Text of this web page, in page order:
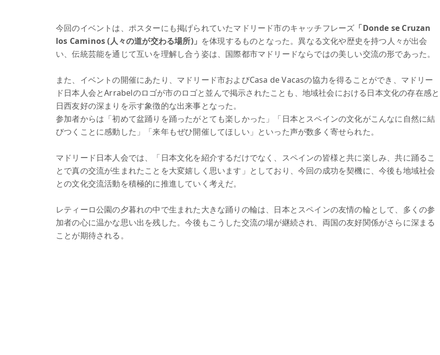
今回のイベントは、ポスターにも掲げられていたマドリード市のキャッチフレーズ 「Donde se Cruzan
los Caminos (人々の道が交わる場所)」 を体現するものとなった。異なる文化や歴史を持つ人々が出会
い、伝統芸能を通じて互いを理解し合う姿は、国際都市マドリードならではの美しい交流の形であった。
また、イベントの開催にあたり、マドリード市およびCasa de Vacasの協力を得ることができ、マドリー
ド日本人会とArrabelのロゴが市のロゴと並んで掲示されたことも、地域社会における日本文化の存在感と
日西友好の深まりを示す象徴的な出来事となった。
参加者からは「初めて盆踊りを踊ったがとても楽しかった」「日本とスペインの文化がこんなに自然に結
びつくことに感動した」「来年もぜひ開催してほしい」といった声が数多く寄せられた。
マドリード日本人会では、「日本文化を紹介するだけでなく、スペインの皆様と共に楽しみ、共に踊るこ
とで真の交流が生まれたことを大変嬉しく思います」としており、今回の成功を契機に、今後も地域社会
との文化交流活動を積極的に推進していく考えだ。
レティーロ公園の夕暮れの中で生まれた大きな踊りの輪は、日本とスペインの友情の輪として、多くの参
加者の心に温かな思い出を残した。今後もこうした交流の場が継続され、両国の友好関係がさらに深まる
ことが期待される。